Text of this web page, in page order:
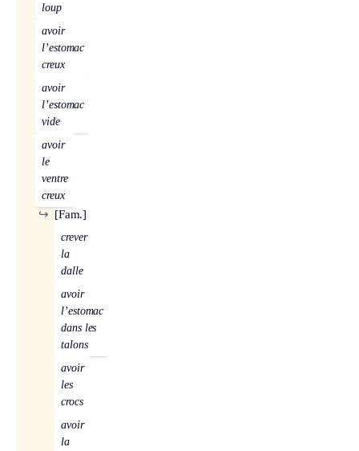
loup
avoir
l’estomac
creux
avoir
l’estomac
vide
avoir
le
ventre
creux
[Fam.]
↪
crever
la
dalle
avoir
l’estomac
dans les
talons
avoir
les
crocs
avoir
la